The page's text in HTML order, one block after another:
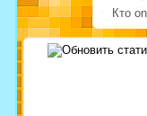
Кто